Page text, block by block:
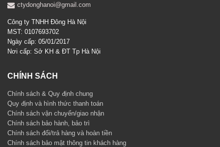
ctydonghanoi@gmail.com
Công ty TNHH Đông Hà Nội
MST: 0107693702
Ngày cấp: 05/01/2017
Nơi cấp: Sở KH & ĐT Tp Hà Nội
CHÍNH SÁCH
Chính sách & Quy định chung
Quy định và hình thức thanh toán
Chính sách vận chuyển/giao nhận
Chính sách bảo hành, bảo trì
Chính sách đổi/trả hàng và hoàn tiền
Chính sách bảo mật thông tin khách hàng